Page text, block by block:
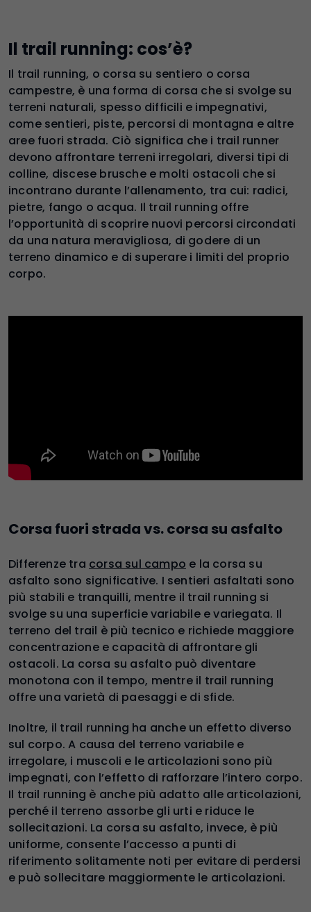
Il trail running: cos’è?
Il trail running, o corsa su sentiero o corsa
campestre, è una forma di corsa che si svolge su
terreni naturali, spesso difficili e impegnativi,
come sentieri, piste, percorsi di montagna e altre
aree fuori strada. Ciò significa che i trail runner
devono affrontare terreni irregolari, diversi tipi di
colline, discese brusche e molti ostacoli che si
incontrano durante l’allenamento, tra cui: radici,
pietre, fango o acqua. Il trail running offre
l’opportunità di scoprire nuovi percorsi circondati
da una natura meravigliosa, di godere di un
terreno dinamico e di superare i limiti del proprio
corpo.
Corsa fuori strada vs. corsa su asfalto
Differenze tra corsa sul campo e la corsa su
asfalto sono significative. I sentieri asfaltati sono
più stabili e tranquilli, mentre il trail running si
svolge su una superficie variabile e variegata. Il
terreno del trail è più tecnico e richiede maggiore
concentrazione e capacità di affrontare gli
ostacoli. La corsa su asfalto può diventare
monotona con il tempo, mentre il trail running
offre una varietà di paesaggi e di sfide.
Inoltre, il trail running ha anche un effetto diverso
sul corpo. A causa del terreno variabile e
irregolare, i muscoli e le articolazioni sono più
impegnati, con l’effetto di rafforzare l’intero corpo.
Il trail running è anche più adatto alle articolazioni,
perché il terreno assorbe gli urti e riduce le
sollecitazioni. La corsa su asfalto, invece, è più
uniforme, consente l’accesso a punti di
riferimento solitamente noti per evitare di perdersi
e può sollecitare maggiormente le articolazioni.